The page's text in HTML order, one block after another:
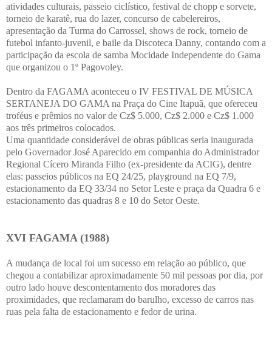
atividades culturais, passeio ciclístico, festival de chopp e sorvete,
torneio de karatê, rua do lazer, concurso de cabelereiros,
apresentação da Turma do Carrossel, shows de rock, torneio de
futebol infanto-juvenil, e baile da Discoteca Danny, contando com a
participação da escola de samba Mocidade Independente do Gama
que organizou o 1º Pagovoley.
Dentro da FAGAMA aconteceu o IV FESTIVAL DE MÚSICA
SERTANEJA DO GAMA na Praça do Cine Itapuã, que ofereceu
troféus e prêmios no valor de Cz$ 5.000, Cz$ 2.000 e Cz$ 1.000
aos três primeiros colocados.
Uma quantidade considerável de obras públicas seria inaugurada
pelo Governador José Aparecido em companhia do Administrador
Regional Cícero Miranda Filho (ex-presidente da ACIG), dentre
elas: passeios públicos na EQ 24/25, playground na EQ 7/9,
estacionamento da EQ 33/34 no Setor Leste e praça da Quadra 6 e
estacionamento das quadras 8 e 10 do Setor Oeste.
XVI FAGAMA (1988)
A mudança de local foi um sucesso em relação ao público, que
chegou a contabilizar aproximadamente 50 mil pessoas por dia, por
outro lado houve descontentamento dos moradores das
proximidades, que reclamaram do barulho, excesso de carros nas
ruas pela falta de estacionamento e fedor de urina.